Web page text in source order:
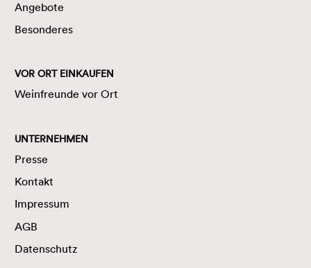
Angebote
Besonderes
VOR ORT EINKAUFEN
Weinfreunde vor Ort
UNTERNEHMEN
Presse
Kontakt
Impressum
AGB
Datenschutz